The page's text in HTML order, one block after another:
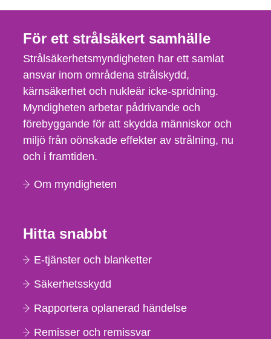
För ett strålsäkert samhälle
Strålsäkerhetsmyndigheten har ett samlat
ansvar inom områdena strålskydd,
kärnsäkerhet och nukleär icke-spridning.
Myndigheten arbetar pådrivande och
förebyggande för att skydda människor och
miljö från oönskade effekter av strålning, nu
och i framtiden.
Om myndigheten
Hitta snabbt
E-tjänster och blanketter
Säkerhetsskydd
Rapportera oplanerad händelse
Remisser och remissvar